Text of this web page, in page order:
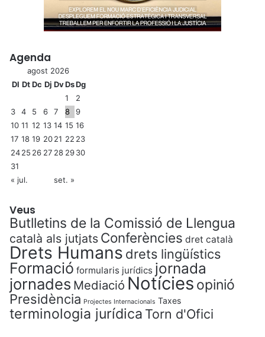
Agenda
agost 2026
Dl DtDc Dj DvDsDg
1
2
3
4 5 6 7 8
9
10 11 12 13 14 15 16
17 18 19 2021 22 23
2425 26 27 28 2930
31
« jul.
set. »
Veus
Butlletins de la Comissió de Llengua
català als jutjats Conferències dret català
Drets Humans drets lingüístics
Formació formularis jurídics jornada
jornades Mediació Notícies opinió
Presidència Projectes Internacionals Taxes
terminologia jurídica Torn d'Ofici